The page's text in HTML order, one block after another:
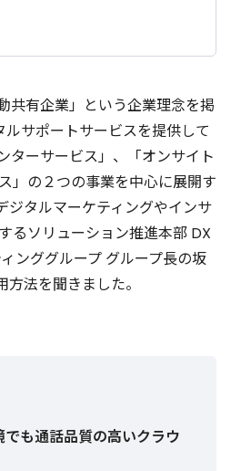
共有企業」という企業理念を掲
サポートサービスを提供して
ターサービス」、「オンサイト
」の２つの事業を中心に展開す
ジタルマーケティングやインサ
るソリューション推進本部 DX
ンググループ グループ長の坂
法を聞きました。
でも通話品質の高いクラウ